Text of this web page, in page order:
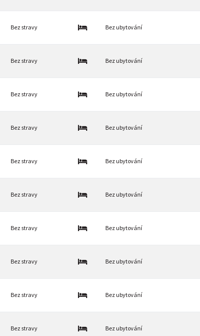
Bez stravy Bez ubytování
Bez stravy Bez ubytování
Bez stravy Bez ubytování
Bez stravy Bez ubytování
Bez stravy Bez ubytování
Bez stravy Bez ubytování
Bez stravy Bez ubytování
Bez stravy Bez ubytování
Bez stravy Bez ubytování
Bez stravy Bez ubytování